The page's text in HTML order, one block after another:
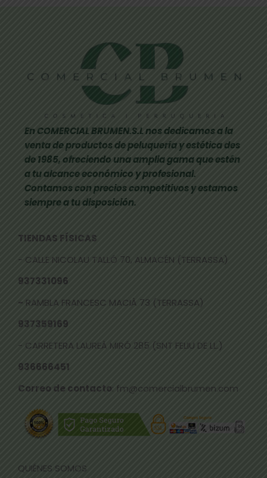
En COMERCIAL BRUMEN.S.L nos dedicamos a la
venta de productos de peluquería y estética des
de 1985, ofreciendo una amplia gama que estén
a tu alcance económico y profesional.
Contamos con precios competitivos y estamos
siempre a tu disposición.
TIENDAS FÍSICAS
- CALLE NICOLAU TALLÓ 70, ALMACÉN (TERRASSA)
937331096
- RAMBLA FRANCESC MACIÀ 73 (TERRASSA)
937359169
- CARRETERA LAUREÀ MIRÓ 285 (SNT FELIU DE LL.)
936666451
Correo de contacto: fm@comercialbrumen.com
QUIÉNES SOMOS